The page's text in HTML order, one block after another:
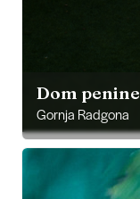
Dom penine
Gornja Radgona